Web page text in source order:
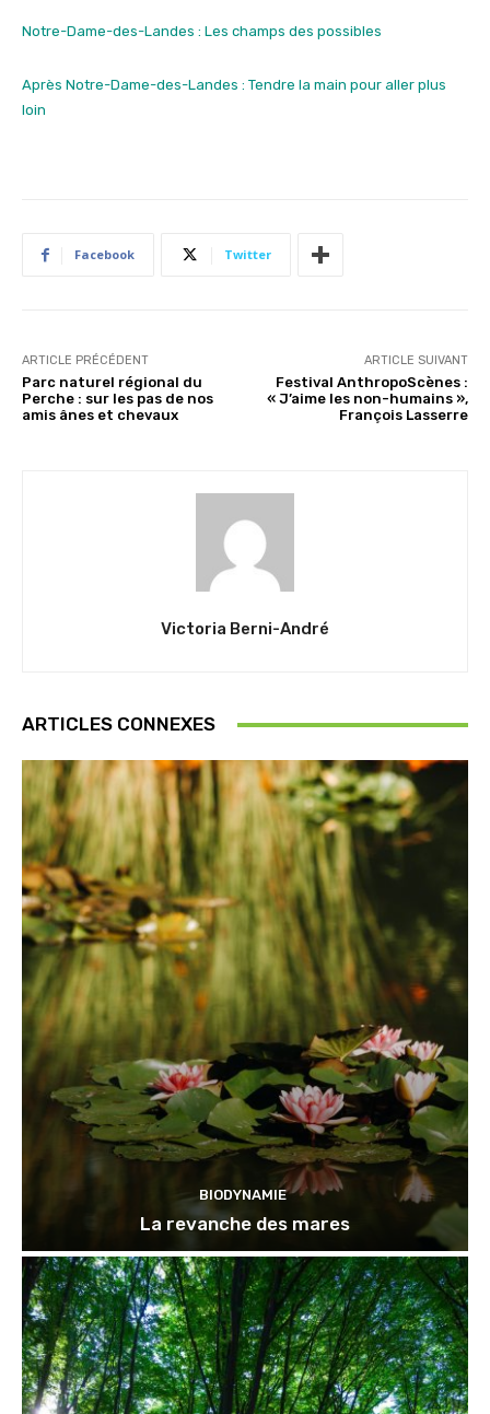
Notre-Dame-des-Landes : Les champs des possibles
Après Notre-Dame-des-Landes : Tendre la main pour aller plus
loin
Facebook Twitter
ARTICLE PRÉCÉDENT
Parc naturel régional du
Perche : sur les pas de nos
amis ânes et chevaux
ARTICLE SUIVANT
Festival AnthropoScènes :
« J’aime les non-humains »,
François Lasserre
Victoria Berni-André
ARTICLES CONNEXES
BIODYNAMIE
La revanche des mares